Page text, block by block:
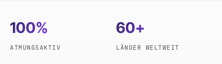
100%
ATMUNGSAKTIV
60+
LÄNDER WELTWEIT